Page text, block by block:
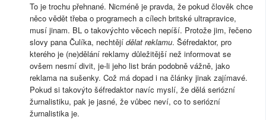
To je trochu přehnané. Nicméně je pravda, že pokud člověk chce
něco vědět třeba o programech a cílech britské ultrapravice,
musí jinam. BL o takovýchto věcech nepíší. Protože jim, řečeno
slovy pana Čulíka, nechtějí dělat reklamu. Šéfredaktor, pro
kterého je (ne)dělání reklamy důležitější než informovat se
ovšem nesmí divit, je-li jeho list brán podobně vážně, jako
reklama na sušenky. Což má dopad i na články jinak zajímavé.
Pokud si takovýto šéfredaktor navíc myslí, že dělá seriózní
žurnalistiku, pak je jasné, že vůbec neví, co to seriózní
žurnalistika je.